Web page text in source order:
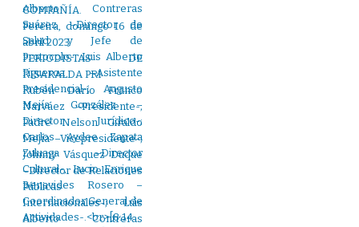
COMPAÑÍA.
Pereira, domingo 16 de
abril 2023.
PERIODISTAS DE
RISARALDA PRI
Rubén Darío Franco
Narváez –Presidente-;
Padre Nelson Giraldo
Mejía –Vicepresidente-;
Johnny Vásquez Duque
–Director de Relaciones
Públicas
Internacionales-; Luis
Alberto Contreras